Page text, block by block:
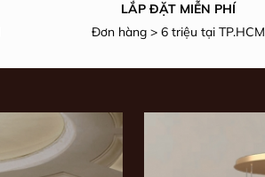
LẮP ĐẶT MIỄN PHÍ
Đơn hàng > 6 triệu tại TP.HCM